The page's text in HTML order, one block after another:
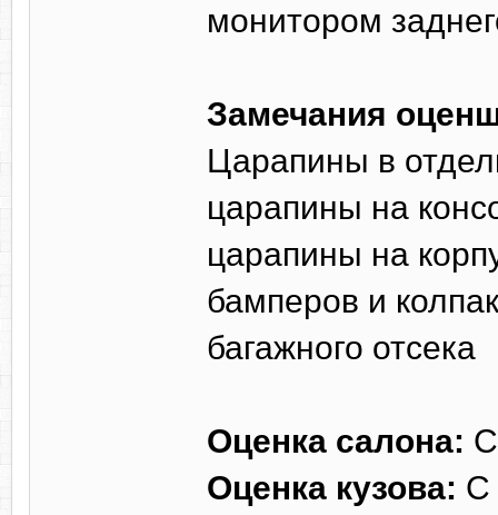
монитором
Замечания
Царапины в
царапины на
царапины на
бамперов и
багажного отсека
Оценка салона: С
Оценка кузова: С